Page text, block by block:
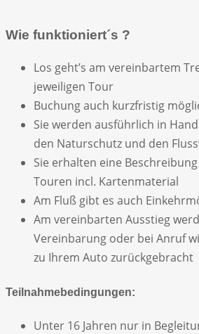
Wie funktioniert´s ?
Los geht’s am vereinbartem
jeweiligen Tour
Buchung auch kurzfristig
Sie werden ausführlich in
den Naturschutz und den
Sie erhalten eine
Touren incl. Kartenmaterial
Am Fluß gibt es auch
Am vereinbarten Ausstieg
Vereinbarung oder bei Anruf
zu Ihrem Auto zurückgebracht
Teilnahmebedingungen:
Unter 16 Jahren nur in